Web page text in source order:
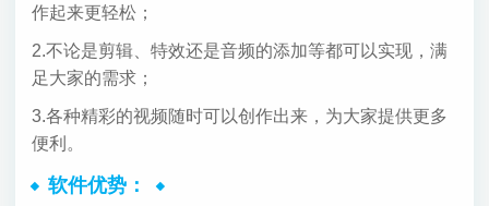
作起来更轻松；
2.不论是剪辑、特效还是音频的添加等都可以实现，满
足大家的需求；
3.各种精彩的视频随时可以创作出来，为大家提供更多
便利。
软件优势：